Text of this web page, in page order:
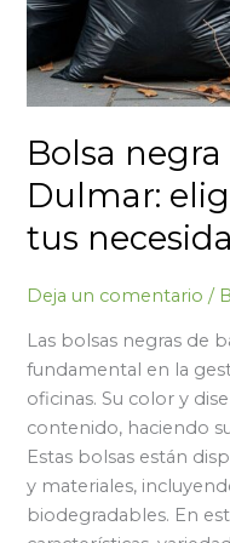
Bolsa
Dulmar:
tus
Deja un comentario /
Las bolsas negras de
fundamental en la
oficinas. Su color y
contenido, haciendo
Estas bolsas están
y materiales,
biodegradables. En